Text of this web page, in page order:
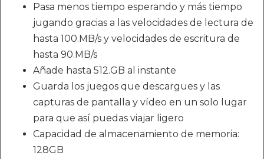
Pasa menos tiempo esperando y más tiempo
jugando gracias a las velocidades de lectura de
hasta 100.MB/s y velocidades de escritura de
hasta 90.MB/s
Añade hasta 512.GB al instante
Guarda los juegos que descargues y las
capturas de pantalla y vídeo en un solo lugar
para que así puedas viajar ligero
Capacidad de almacenamiento de memoria:
128GB